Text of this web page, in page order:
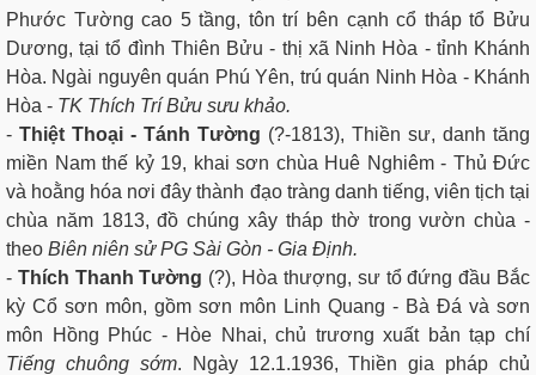
Phước Tường cao 5 tầng, tôn trí bên cạnh cổ tháp tổ Bửu
Dương, tại tổ đình Thiên Bửu - thị xã Ninh Hòa - tỉnh Khánh
Hòa. Ngài nguyên quán Phú Yên, trú quán Ninh Hòa - Khánh
Hòa - TK Thích Trí Bửu sưu khảo.
- Thiệt Thoại - Tánh Tường (?-1813), Thiền sư, danh tăng
miền Nam thế kỷ 19, khai sơn chùa Huê Nghiêm - Thủ Đức
và hoằng hóa nơi đây thành đạo tràng danh tiếng, viên tịch tại
chùa năm 1813, đồ chúng xây tháp thờ trong vườn chùa -
theo Biên niên sử PG Sài Gòn - Gia Định.
- Thích Thanh Tường (?), Hòa thượng, sư tổ đứng đầu Bắc
kỳ Cổ sơn môn, gồm sơn môn Linh Quang - Bà Đá và sơn
môn Hồng Phúc - Hòe Nhai, chủ trương xuất bản tạp chí
Tiếng chuông sớm. Ngày 12.1.1936, Thiền gia pháp chủ